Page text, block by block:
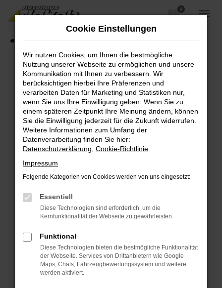
Zum
Hauptinhalt
0
Fehler: Network Error
Beim Laden ist ein Fehler aufgetreten.
Hier sind ein paar Tipps, die dir helfen können:
Überprüfe deine Firewall und deine
Internetverbindung.
Laden andere Webseiten, zum Beispiel deine
Suchmaschine?
Prüfe deine Browsererweiterungen.
Manche Erweiterungen, wie Werbeblocker,
können das Laden bestimmter Seiten
verhindern. Funktioniert die Seite in einem
Fenster?
Starte dein Gerät neu.
Das kann manchmal helfen, vorübergehende
Probleme zu beheben.
Cookie Einstellungen
Wir nutzen Cookies, um Ihnen die bestmögliche
Nutzung unserer Webseite zu ermöglichen und unsere
Kommunikation mit Ihnen zu verbessern. Wir
berücksichtigen hierbei Ihre Präferenzen und
verarbeiten Daten für Marketing und Statistiken nur,
wenn Sie uns Ihre Einwilligung geben. Wenn Sie zu
einem späteren Zeitpunkt Ihre Meinung ändern, können
Sie die Einwilligung jederzeit für die Zukunft widerrufen.
Weitere Informationen zum Umfang der
Datenverarbeitung finden Sie hier:
Datenschutzerklärung Cookie-Richtlinie
Impressum
Folgende Kategorien von Cookies werden von uns eingesetzt:
Essentiell
Diese Technologien sind erforderlich, um die
Kernfunktionalität der Webseite zu gewährleisten.
Funktional
Diese Technologien bieten die bestmögliche Funktionalität
der Webseite. Services von Drittanbietern wie Google
Maps, Chats, Fahrzeugbewertungssystem und weitere
werden aktiviert.